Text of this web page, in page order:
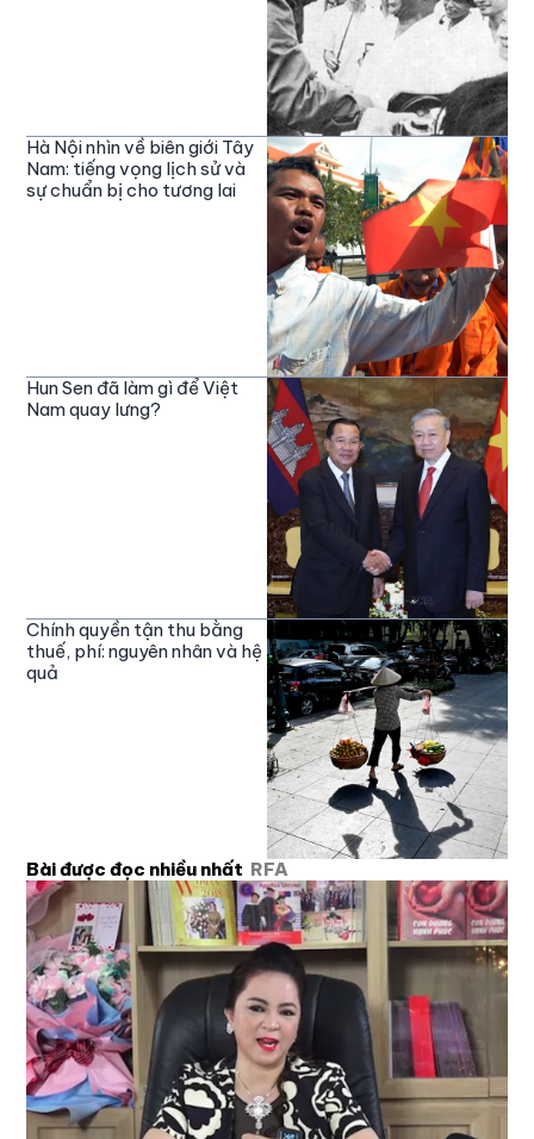
Hà Nội nhìn về biên giới Tây
Nam: tiếng vọng lịch sử và
sự chuẩn bị cho tương lai
Hun Sen đã làm gì để Việt
Nam quay lưng?
Chính quyền tận thu bằng
thuế, phí: nguyên nhân và hệ
quả
Bài được đọc nhiều nhất RFA